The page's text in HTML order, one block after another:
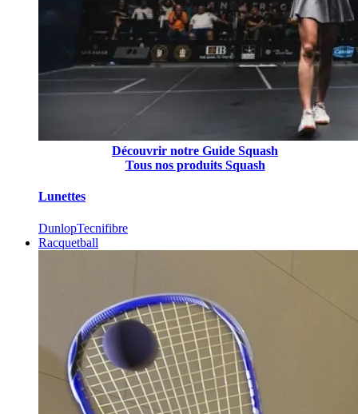
Découvrir notre Guide Squash
Tous nos produits Squash
Lunettes
DunlopTecnifibre
Racquetball